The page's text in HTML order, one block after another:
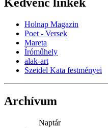
Holnap Magazin
Poet - Versek
Mareta
Íróműhely
alak-art
Szeidel Kata festményei
Archívum
Naptár